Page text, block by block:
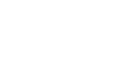
Azotowych im.
Azotowych im.
1967, nr 12